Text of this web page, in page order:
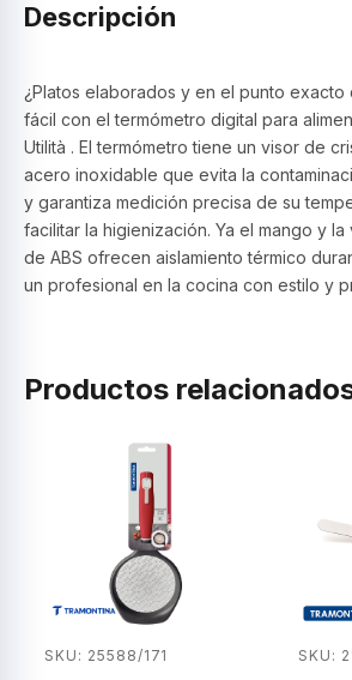
–
Descripción
¿Platos elaborados y en el punto exacto
fácil con el termómetro digital para
Utilità . El termómetro tiene un visor de
acero inoxidable que evita la
y garantiza medición precisa de su
facilitar la higienización. Ya el mango y
de ABS ofrecen aislamiento térmico
un profesional en la cocina con estilo y
Productos
SKU: 25588/171 SKU: